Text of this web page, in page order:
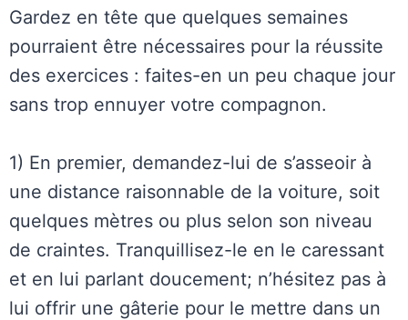
Gardez en tête que quelques semaines
pourraient être nécessaires pour la réussite
des exercices : faites-en un peu chaque jour
sans trop ennuyer votre compagnon.
1) En premier, demandez-lui de s’asseoir à
une distance raisonnable de la voiture, soit
quelques mètres ou plus selon son niveau
de craintes. Tranquillisez-le en le caressant
et en lui parlant doucement; n’hésitez pas à
lui offrir une gâterie pour le mettre dans un